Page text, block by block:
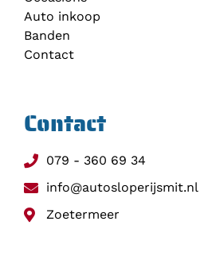
Auto inkoop
Banden
Contact
Contact
079 - 360 69 34
info@autosloperijsmit.nl
Zoetermeer